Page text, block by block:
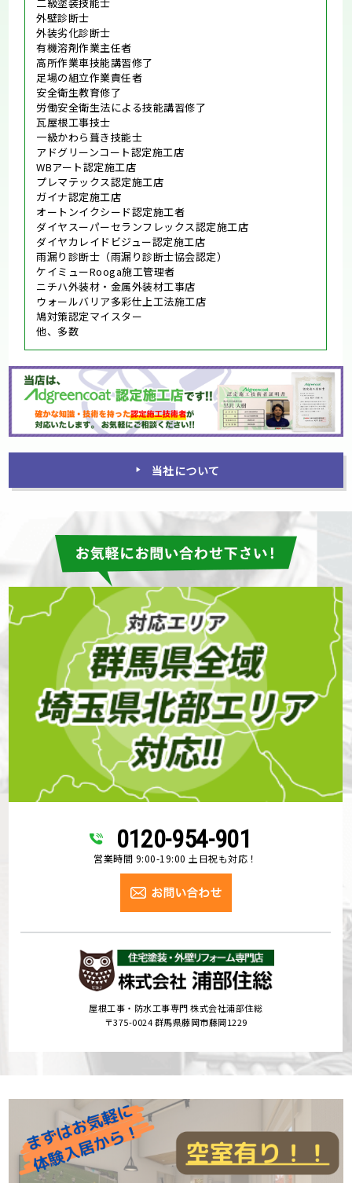
外壁診断士
外装劣化診断士
有機溶剤作業主任者
高所作業車技能講習修了
足場の組立作業責任者
安全衛生教育修了
労働安全衛生法による技能講習修了
瓦屋根工事技士
一級かわら葺き技能士
アドグリーンコート認定施工店
WBアート認定施工店
プレマテックス認定施工店
ガイナ認定施工店
オートンイクシード認定施工者
ダイヤスーパーセランフレックス認定施工店
ダイヤカレイドビジュー認定施工店
雨漏り診断士（雨漏り診断士協会認定）
ケイミューRooga施工管理者
ニチハ外装材・金属外装材工事店
ウォールバリア多彩仕上工法施工店
鳩対策認定マイスター
他、多数
当社について
0120-954-901
営業時間 9:00-19:00 土日祝も対応！
屋根工事・防水工事専門 株式会社浦部住総
〒375-0024 群馬県藤岡市藤岡1229